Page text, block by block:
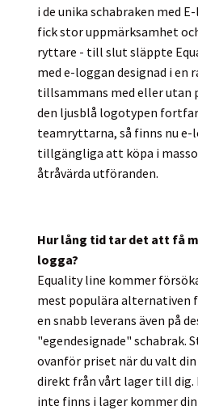
i de unika schabraken med
fick stor uppmärksamhet
ryttare - till slut släppte
med e-loggan designad i en
tillsammans med eller utan
den ljusblå logotypen
teamryttarna, så finns nu e-
tillgängliga att köpa i
åtråvärda utföranden.
Hur lång tid tar det att få
logga?
Equality line kommer
mest populära alternativen
en snabb leverans även på
"egendesignade" schabrak.
ovanför priset när du valt
direkt från vårt lager till dig.
inte finns i lager kommer